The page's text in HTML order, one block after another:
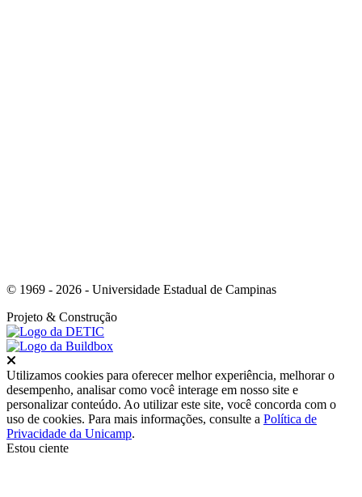
© 1969 - 2026 - Universidade Estadual de Campinas
Projeto & Construção
Utilizamos cookies para oferecer melhor experiência, melhorar o
desempenho, analisar como você interage em nosso site e
personalizar conteúdo. Ao utilizar este site, você concorda com o
uso de cookies. Para mais informações, consulte a Política de
Privacidade da Unicamp.
Estou ciente